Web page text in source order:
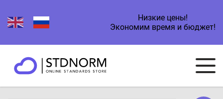
Низкие цены!
Экономим время и бюджет!